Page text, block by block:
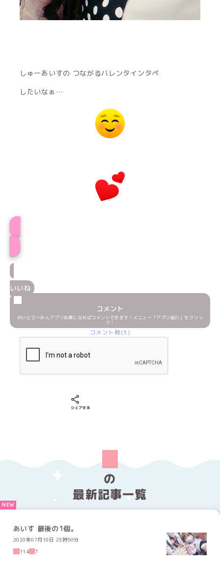
しゅーあいすの つながるバレンタインタペ
したいなぁ…
いいね
コメント
めいどりーみんアプリ会員になればコメントできます！メニュー「アプリ紹介」をクリッ
ク！
コメント数(3)
シェアする
の
最新記事一覧
あいす 最後の1個。
2020年07月10日 23時50分
114
7